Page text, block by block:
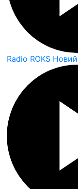
Radio ROKS